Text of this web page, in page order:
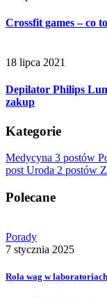
Crossfit games – co
18 lipca 2021
Depilator Philips
zakup
Kategorie
Medycyna 3 postów
post Uroda 2 postów
Polecane
Porady
7 stycznia 2025
Rola wag w